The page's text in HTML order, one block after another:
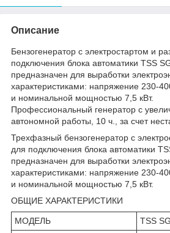
Описание
Бензогенератор с электростартом и
подключения блока автоматики TSS
предназначен для выработки
характеристиками: напряжение 230-
и номинальной мощностью 7,5 кВт.
Профессиональный генератор с
автономной работы, 10 ч., за счет
Трехфазный бензогенератор с
для подключения блока автоматики
предназначен для выработки
характеристиками: напряжение 230-
и номинальной мощностью 7,5 кВт.
ОБЩИЕ ХАРАКТЕРИСТИКИ
МОДЕЛЬ
TSS